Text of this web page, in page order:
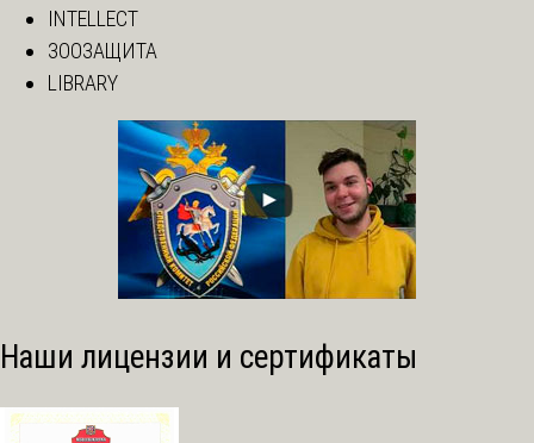
INTELLECT
ЗООЗАЩИТА
LIBRARY
Наши лицензии и сертификаты